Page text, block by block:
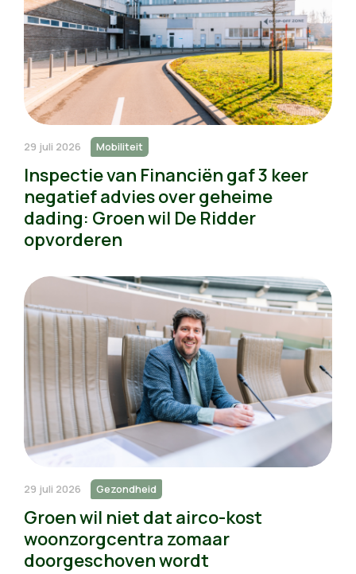
29 juli 2026 Mobiliteit
Inspectie van Financiën gaf 3 keer
negatief advies over geheime
dading: Groen wil De Ridder
opvorderen
29 juli 2026 Gezondheid
Groen wil niet dat airco-kost
woonzorgcentra zomaar
doorgeschoven wordt